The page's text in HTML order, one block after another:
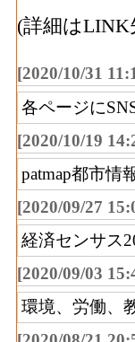
化学工業･
(2016)
化学工業･
年末現在高
石油･事業
石油･従業
プラスチッ
(2016)
プラスチッ
(2016)
プラスチッ
除く） の製
木材等･粗付
く） の年間
木材等･有形
（家具を除
現在高
家具装備品･
場、製作所
家具装備品･
び無給家族
家具装備品･
業に従事す
(詳細は
[2020/10/31
各ページに
[2020/10/19
patmap都市情
[2020/09/27
経済センサス
[2020/09/03
環境、労働、